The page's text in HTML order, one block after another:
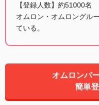
【登録人数】約51000名
オムロン・オムロングル
ている。
オムロンパ
簡単